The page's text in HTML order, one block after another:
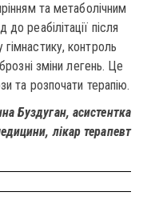
та метаболічним
реабілітації після
контроль
зміни легень. Це
та розпочати терапію.
Буздуган, асистентка
лікар терапевт